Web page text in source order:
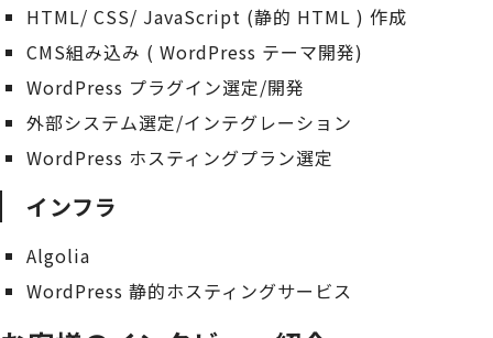
HTML/ CSS/ JavaScript (静的 HTML ) 作成
CMS組み込み ( WordPress テーマ開発)
WordPress プラグイン選定/開発
外部システム選定/インテグレーション
WordPress ホスティングプラン選定
インフラ
Algolia
WordPress 静的ホスティングサービス